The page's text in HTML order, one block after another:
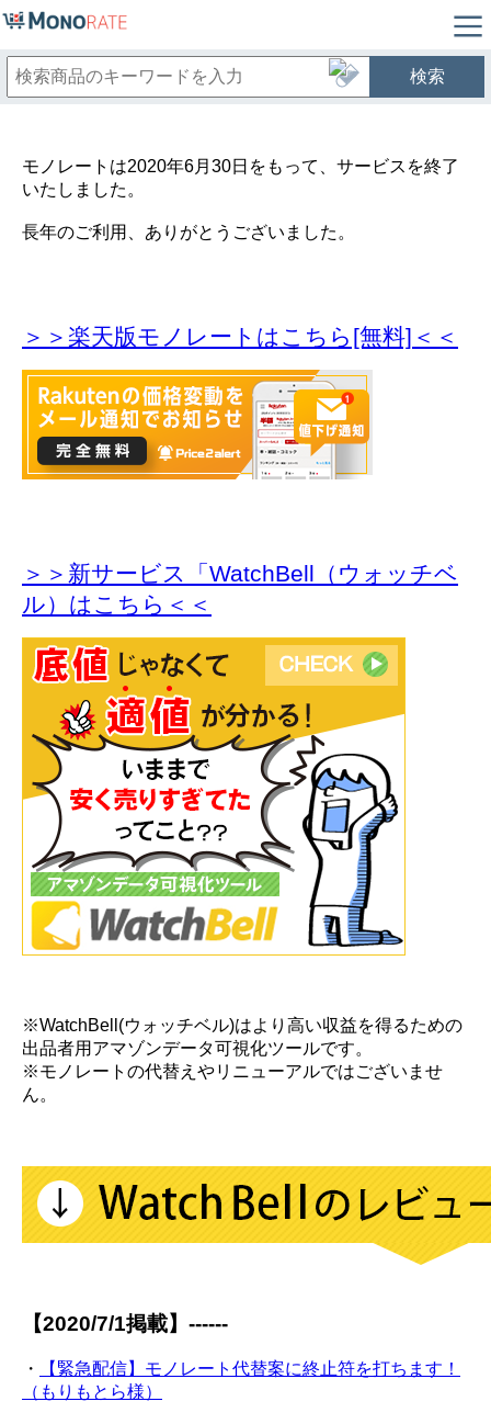
検索
モノレートは2020年6月30日をもって、サービスを終了
いたしました。
長年のご利用、ありがとうございました。
＞＞楽天版モノレートはこちら[無料]＜＜
＞＞新サービス「WatchBell（ウォッチベ
ル）はこちら＜＜
※WatchBell(ウォッチベル)はより高い収益を得るための
出品者用アマゾンデータ可視化ツールです。
※モノレートの代替えやリニューアルではございませ
ん。
【2020/7/1掲載】------
・
【緊急配信】モノレート代替案に終止符を打ちます！
（もりもとら様）